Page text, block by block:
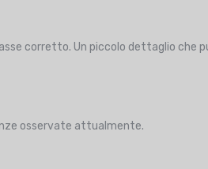
corretto. Un piccolo dettaglio che
osservate attualmente.